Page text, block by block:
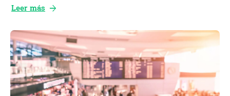
Leer más arrow_forward